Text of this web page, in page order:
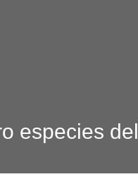
especies del